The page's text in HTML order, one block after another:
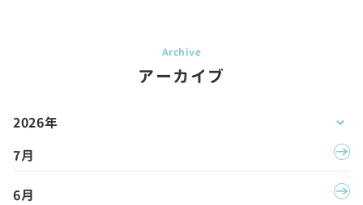
アーカイブ
2026年
7月
6月